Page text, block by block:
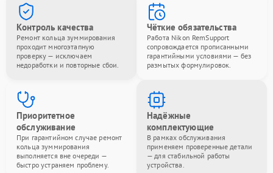
Контроль качества
Ремонт кольца зуммирования
проходит многоэтапную
проверку — исключаем
недоработки и повторные сбои.
Чёткие обязательства
Работа Nikon RemSupport
сопровождается прописанными
гарантийными условиями — без
размытых формулировок.
Приоритетное
обслуживание
При гарантийном случае ремонт
кольца зуммирования
выполняется вне очереди —
быстро устраняем проблему.
Надёжные
комплектующие
В рамках обслуживания
применяем проверенные детали
— для стабильной работы
устройства.